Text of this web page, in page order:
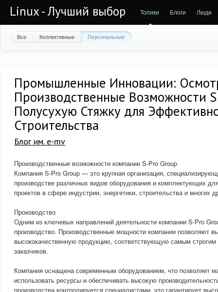
Linux - Лучший выбор Топики Блоги Люди
Все Коллективные Персональные
Промышленные Инновации:
Производственные Возможности
Полусухую Стяжку для
Строительства
Блог им. e-mv
Производственные возможности компании S-Pro Group
Компания S-Pro Group — это крупная организация,
производстве различных видов оборудования и комплектующих
проектов в сфере индустрии, энергетики, строительства и многих
Производство
Одним из ключевых направлений деятельности компании S-Pro
производство. Производственные мощности компании позволяют
высококачественную продукцию, соответствующую самым
заказчиков.
Компания оснащена современным оборудованием, что позволяет
использовать ресурсы и обеспечивать высокую
производства контролируется специалистами, что гарантирует